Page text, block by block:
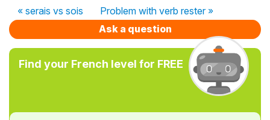
« serais vs sois
Problem with verb rester »
Ask a question
Find your French level for FREE